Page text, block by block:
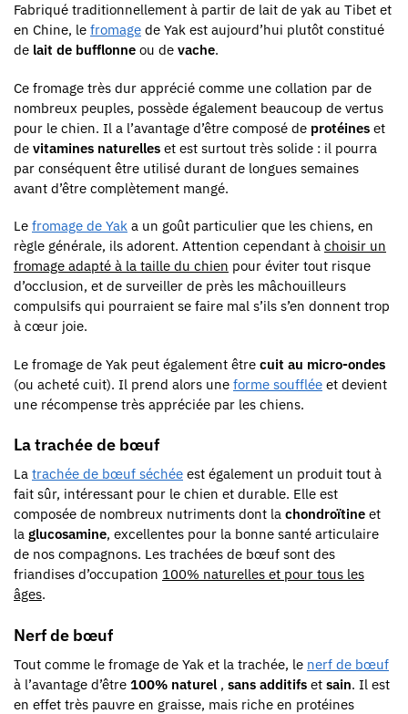
Fabriqué traditionnellement à partir de lait de yak au Tibet et
en Chine, le fromage de Yak est aujourd’hui plutôt constitué
de lait de bufflonne ou de vache.
Ce fromage très dur apprécié comme une collation par de
nombreux peuples, possède également beaucoup de vertus
pour le chien. Il a l’avantage d’être composé de protéines et
de vitamines naturelles et est surtout très solide : il pourra
par conséquent être utilisé durant de longues semaines
avant d’être complètement mangé.
Le fromage de Yak a un goût particulier que les chiens, en
règle générale, ils adorent. Attention cependant à choisir un
fromage adapté à la taille du chien pour éviter tout risque
d’occlusion, et de surveiller de près les mâchouilleurs
compulsifs qui pourraient se faire mal s’ils s’en donnent trop
à cœur joie.
Le fromage de Yak peut également être cuit au micro-ondes
(ou acheté cuit). Il prend alors une forme soufflée et devient
une récompense très appréciée par les chiens.
La trachée de bœuf
La trachée de bœuf séchée est également un produit tout à
fait sûr, intéressant pour le chien et durable. Elle est
composée de nombreux nutriments dont la chondroïtine et
la glucosamine, excellentes pour la bonne santé articulaire
de nos compagnons. Les trachées de bœuf sont des
friandises d’occupation 100% naturelles et pour tous les
âges.
Nerf de bœuf
Tout comme le fromage de Yak et la trachée, le nerf de bœuf
à l’avantage d’être 100% naturel , sans additifs et sain. Il est
en effet très pauvre en graisse, mais riche en protéines